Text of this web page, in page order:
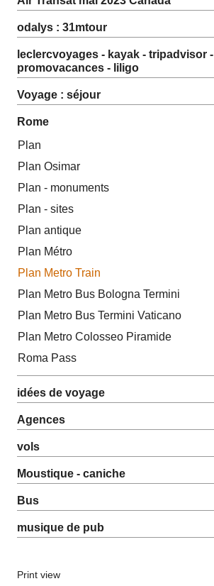
odalys : 31mtour
leclercvoyages - kayak - tripadvisor -
promovacances - liligo
Voyage : séjour
Rome
Plan
Plan Osimar
Plan - monuments
Plan - sites
Plan antique
Plan Métro
Plan Metro Train
Plan Metro Bus Bologna Termini
Plan Metro Bus Termini Vaticano
Plan Metro Colosseo Piramide
Roma Pass
idées de voyage
Agences
vols
Moustique - caniche
Bus
musique de pub
Print view